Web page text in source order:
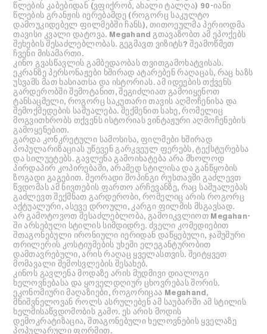
წლების კაბებიდან (ვფიქრობ, ახალი ტალღა) 90-იანი
წლების გრანჟის იერებამდე (როგორც საკულტო
დამოუკიდებელ ფილმებში ჩანს), თითოეულმა პერიოდმა
თავისი კვალი დატოვა. Megahand გთავაზობთ ამ ეპოქებს
შეხების შესაძლებლობას. გეგმავთ ვიზიტს? შეამოწმეთ
ჩვენი მისამართი.
კინო გვასწავლის გამბედაობას თვითგამოხატვისას.
ეკრანზე პერსონაჟები ხშირად ატარებენ რაღაცას, რაც ხაზს
უსვამს მათ ხასიათსა და ისტორიას. ამ იდეების თქვენს
გარდერობში შემოტანით, შეგიძლიათ გამოიყენოთ
ტანსაცმელი, როგორც საკუთარი თავის აღმოჩენისა და
შემოქმედების საშუალება. შექმენით სახე, რომელიც
მოგვითხრობს თქვენს ისტორიას ვინტაჟური აღმოჩენების
გამოყენებით.
გარდა კონკრეტული სამოსისა, ფილმები ხშირად
პოპულარიზაციას უწევენ გარკვეულ ფერებს, ტექსტურებსა
და სილუეტებს. გავლენა გამოიხატება არა მხოლოდ
პირდაპირ კოპირებაში, არამედ სტილისა და განწყობის
ზოგადი გაგებით. მეორადი შოპინგი რუსთავში გაძლევთ
წვდომას ამ ნივთების ფართო არჩევანზე, რაც საშუალებას
გაძლევთ შექმნათ გარდერობი, რომელიც არის როგორც
აქტუალური, ასევე დროული, კარგი ფილმის მსგავსად.
არ გამოტოვოთ შესაძლებლობა, გამოიკვლიოთ Megahan-
ში არსებული სტილის სიმდიდრე. ძველი კომედიებით
შთაგონებული ირონიული იერიდან დაწყებული, ჯაშუშური
თრილერის კოსტიუმების უხეში ელეგანტურობით
დამთავრებული, არის რაღაც ყველასთვის. შეიტყვეთ
მომავალი შემოსვლების შესახებ.
კინოს გავლენა მოდაზე არის მუდმივი დიალოგი
ხელოვნებასა და ყოველდღიურ ცხოვრებას შორის.
ეკონომიური მაღაზიები, როგორიცაა Megahand,
მნიშვნელოვან როლს ასრულებენ ამ საუბარში ამ სტილის
ხელმისაწვდომობის გამო. ეს არის მოდის
დემოკრატიზაცია, შთაგონებული ხელოვნების ყველაზე
პოპულარული ფორმით.